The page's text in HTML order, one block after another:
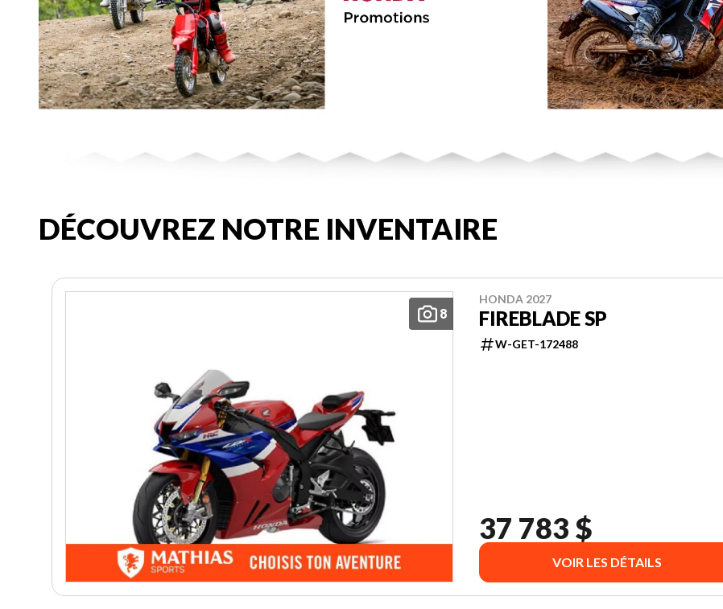
DÉCOUVREZ NOTRE INVENTAIRE
8
HONDA 2027
FIREBLADE SP
W-GET-172488
37 783 $
VOIR LES DÉTAILS